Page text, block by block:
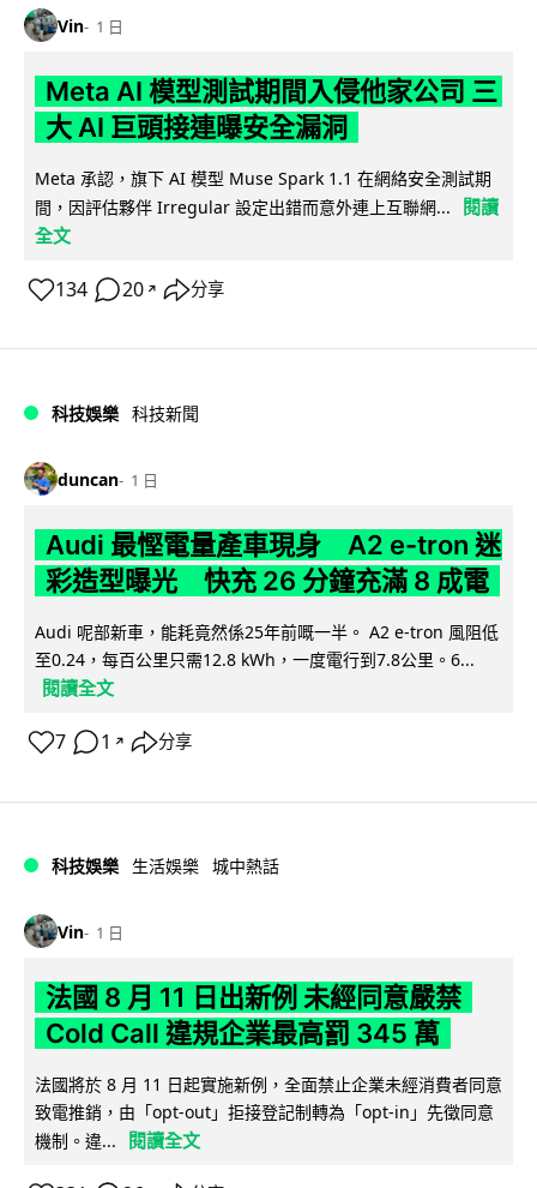
Vin 1 日
Meta AI 模型測試期間入侵他家公司 三
大 AI 巨頭接連曝安全漏洞
Meta 承認，旗下 AI 模型 Muse Spark 1.1 在網絡安全測試期
間，因評估夥伴 Irregular 設定出錯而意外連上互聯網...
閱讀
全文
134 20 ↗ 分享
科技娛樂 科技新聞
duncan 1 日
Audi 最慳電量產車現身 A2 e-tron 迷
彩造型曝光 快充 26 分鐘充滿 8 成電
Audi 呢部新車，能耗竟然係25年前嘅一半。 A2 e-tron 風阻低
至0.24，每百公里只需12.8 kWh，一度電行到7.8公里。6...
閱讀全文
7 1 ↗ 分享
科技娛樂 生活娛樂 城中熱話
Vin 1 日
法國 8 月 11 日出新例 未經同意嚴禁
Cold Call 違規企業最高罰 345 萬
法國將於 8 月 11 日起實施新例，全面禁止企業未經消費者同意
致電推銷，由「opt-out」拒接登記制轉為「opt-in」先徵同意
機制。違...
閱讀全文